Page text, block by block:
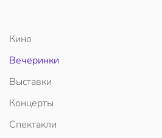
Кино
Вечеринки
Выставки
Концерты
Спектакли